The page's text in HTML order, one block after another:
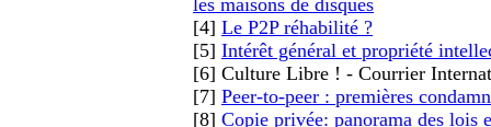
[4] Le P2P réhabilité ?
[5] Intérêt général et propriété
[6] Culture Libre ! - Courrier
[7] Peer-to-peer : premières
[8] Copie privée: panorama des lois